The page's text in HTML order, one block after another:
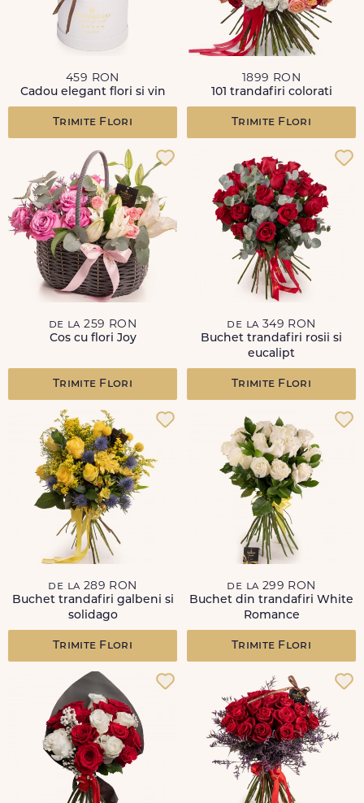
459 RON
Cadou elegant flori si vin
Trimite Flori
1899 RON
101 trandafiri colorati
Trimite Flori
de la 259 RON
Cos cu flori Joy
Trimite Flori
de la 349 RON
Buchet trandafiri rosii si
eucalipt
Trimite Flori
de la 289 RON
Buchet trandafiri galbeni si
solidago
Trimite Flori
de la 299 RON
Buchet din trandafiri White
Romance
Trimite Flori